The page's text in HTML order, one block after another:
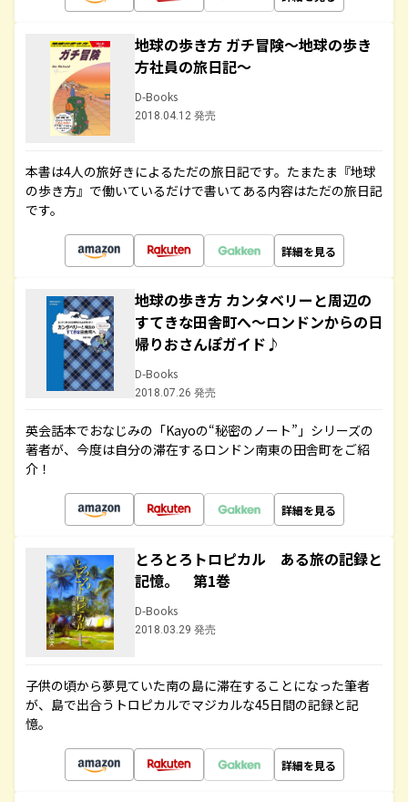
地球の歩き方 ガチ冒険～地球の歩き
方社員の旅日記～
D-Books
2018.04.12 発売
本書は4人の旅好きによるただの旅日記です。たまたま『地球
の歩き方』で働いているだけで書いてある内容はただの旅日記
です。
詳細を見る
地球の歩き方 カンタベリーと周辺の
すてきな田舎町へ～ロンドンからの日
帰りおさんぽガイド♪
D-Books
2018.07.26 発売
英会話本でおなじみの「Kayoの“秘密のノート”」シリーズの
著者が、今度は自分の滞在するロンドン南東の田舎町をご紹
介！
詳細を見る
とろとろトロピカル ある旅の記録と
記憶。 第1巻
D-Books
2018.03.29 発売
子供の頃から夢見ていた南の島に滞在することになった筆者
が、島で出合うトロピカルでマジカルな45日間の記録と記
憶。
詳細を見る